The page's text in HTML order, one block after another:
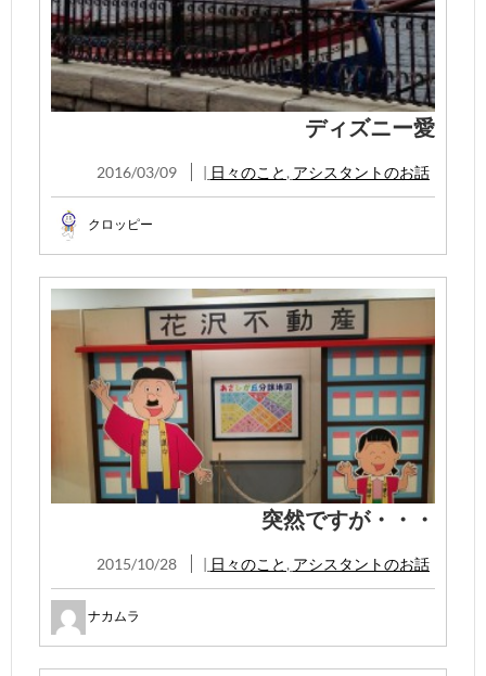
ディズニー愛
2016/03/09 | 日々のこと , アシスタントのお話
クロッピー
突然ですが・・・
2015/10/28 | 日々のこと , アシスタントのお話
ナカムラ